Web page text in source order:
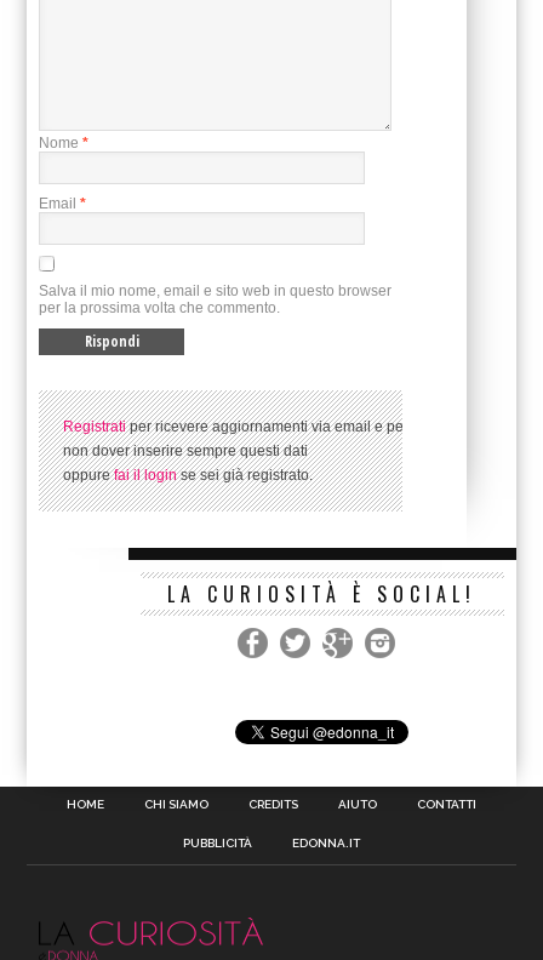
Nome *
Email *
Salva il mio nome, email e sito web in questo browser
per la prossima volta che commento.
Registratiper ricevere aggiornamenti via email e per
non dover inserire sempre questi dati
oppurefai il loginse sei già registrato.
LA CURIOSITÀ È SOCIAL!
HOME CHI SIAMO CREDITS AIUTO CONTATTI
PUBBLICITÀ EDONNA.IT